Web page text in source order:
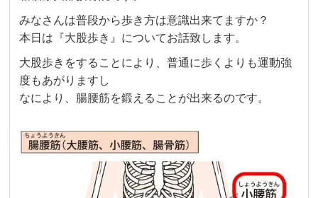
みなさんは普段から歩き方は意識出来てますか？
本日は『大股歩き』についてお話致します。
大股歩きをすることにより、普通に歩くよりも運動強
度もあがりますし
なにより、腸腰筋を鍛えることが出来るのです。